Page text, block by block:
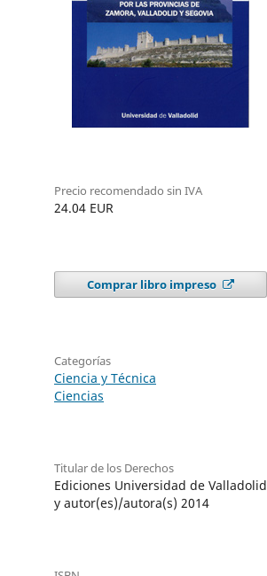
Precio recomendado sin IVA
24.04 EUR
Comprar libro impreso
Categorías
Ciencia y Técnica
Ciencias
Titular de los Derechos
Ediciones Universidad de Valladolid
y autor(es)/autora(s) 2014